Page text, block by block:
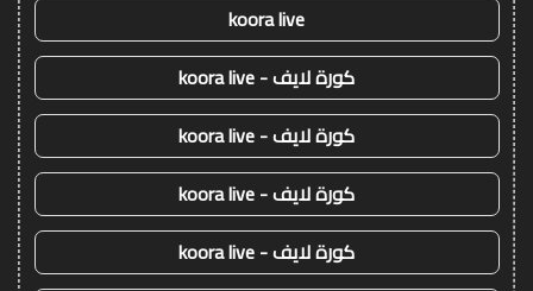
koora live
كورة لايف - koora live
كورة لايف - koora live
كورة لايف - koora live
كورة لايف - koora live